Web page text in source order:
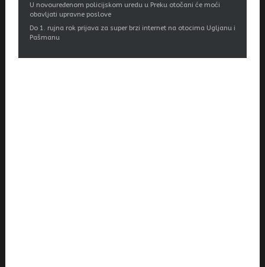
U novouređenom policijskom uredu u Preku otočani će moći
obavljati upravne poslove
Do 1. rujna rok prijava za super brzi internet na otocima Ugljanu i
Pašmanu